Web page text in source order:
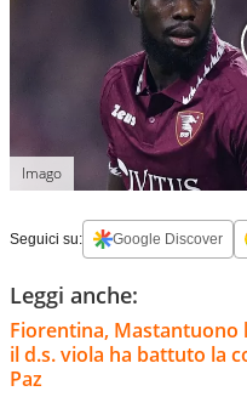
Imago
Seguici su: Google Discover
Leggi anche:
Fiorentina, Mastantuono
il d.s. viola ha battuto la
Paz